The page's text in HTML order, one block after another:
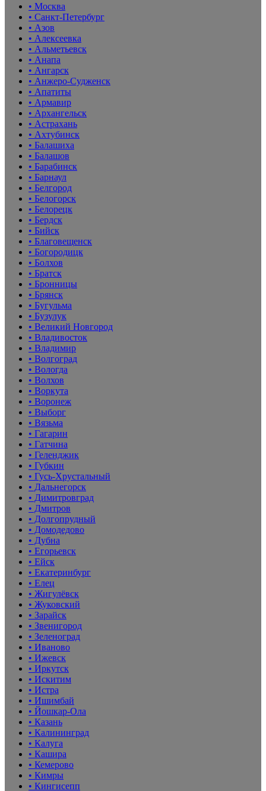
• Москва
• Санкт-Петербург
• Азов
• Алексеевка
• Альметьевск
• Анапа
• Ангарск
• Анжеро-Судженск
• Апатиты
• Армавир
• Архангельск
• Астрахань
• Ахтубинск
• Балашиха
• Балашов
• Барабинск
• Барнаул
• Белгород
• Белогорск
• Белорецк
• Бердск
• Бийск
• Благовещенск
• Богородицк
• Болхов
• Братск
• Бронницы
• Брянск
• Бугульма
• Бузулук
• Великий Новгород
• Владивосток
• Владимир
• Волгоград
• Вологда
• Волхов
• Воркута
• Воронеж
• Выборг
• Вязьма
• Гагарин
• Гатчина
• Геленджик
• Губкин
• Гусь-Хрустальный
• Дальнегорск
• Димитровград
• Дмитров
• Долгопрудный
• Домодедово
• Дубна
• Егорьевск
• Ейск
• Екатеринбург
• Елец
• Жигулёвск
• Жуковский
• Зарайск
• Звенигород
• Зеленоград
• Иваново
• Ижевск
• Иркутск
• Искитим
• Истра
• Ишимбай
• Йошкар-Ола
• Казань
• Калининград
• Калуга
• Кашира
• Кемерово
• Кимры
• Кингисепп